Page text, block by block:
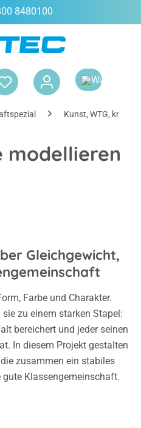
8480100
Kunst, WTG,
modellieren
Gleichgewicht,
Farbe und Charakter.
zu einem starken Stapel:
bereichert und jeder seinen
In diesem Projekt gestalten
zusammen ein stabiles
Klassengemeinschaft.